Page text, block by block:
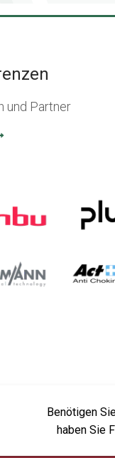
und Partner
Benötigen
haben Sie